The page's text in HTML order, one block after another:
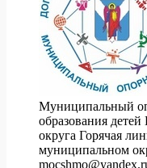
Муниципальный
образования
округа Горячая
муниципальном